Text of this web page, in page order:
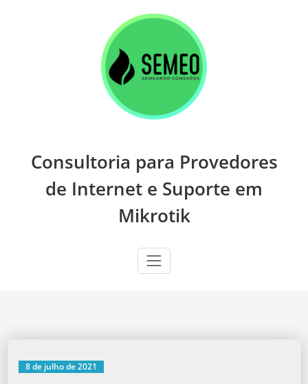
Consultoria para Provedores
de Internet e Suporte em
Mikrotik
8 de julho de 2021